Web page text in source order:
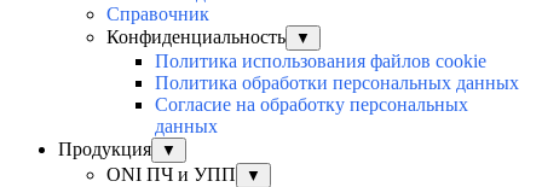
Справочник
Конфиденциальность
▼
Политика использования файлов cookie
Политика обработки персональных данных
Согласие на обработку персональных
данных
Продукция
▼
ONI ПЧ и УПП ▼